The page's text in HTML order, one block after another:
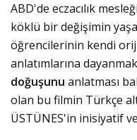
ABD'de eczacılık
köklü bir değişimin
öğrencilerinin kendi
anlatımlarına
doğuşunu anlatması
olan bu filmin Türkçe
ÜSTÜNES'in inisiyatif